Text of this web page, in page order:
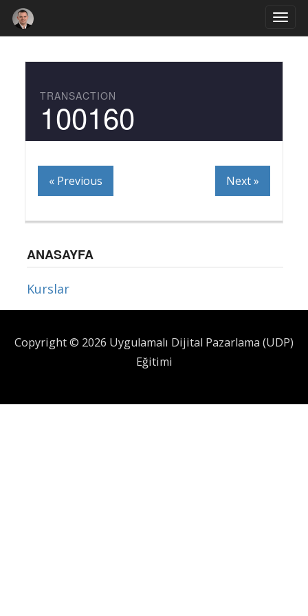
TRANSACTION
100160
« Previous Next »
ANASAYFA
Kurslar
Copyright © 2026 Uygulamalı Dijital Pazarlama (UDP)
Eğitimi